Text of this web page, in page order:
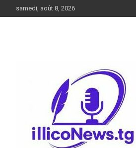
au
samedi, août 8, 2026